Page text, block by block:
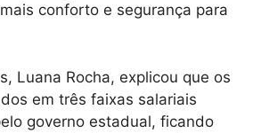
conforto e segurança para
Luana Rocha, explicou que os
em três faixas salariais
governo estadual, ficando